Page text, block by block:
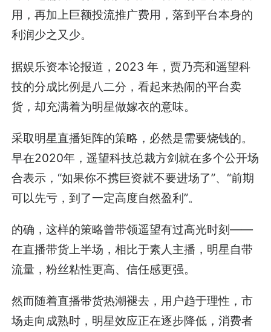
用，再加上巨额投流推广费用，落到平台本身的
利润少之又少。
据娱乐资本论报道，2023 年，贾乃亮和遥望科
技的分成比例是八二分，看起来热闹的平台卖
货，却充满着为明星做嫁衣的意味。
采取明星直播矩阵的策略，必然是需要烧钱的。
早在2020年，遥望科技总裁方剑就在多个公开场
合表示，“如果你不携巨资就不要进场了”、“前期
可以先亏，到了一定高度自然盈利”。
的确，这样的策略曾带领遥望有过高光时刻——
在直播带货上半场，相比于素人主播，明星自带
流量，粉丝粘性更高、信任感更强。
然而随着直播带货热潮褪去，用户趋于理性，市
场走向成熟时，明星效应正在逐步降低，消费者